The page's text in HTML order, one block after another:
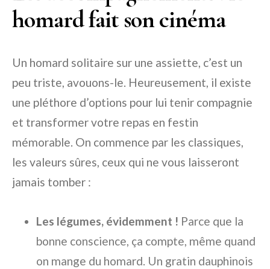
homard fait son cinéma
Un homard solitaire sur une assiette, c’est un
peu triste, avouons-le. Heureusement, il existe
une pléthore d’options pour lui tenir compagnie
et transformer votre repas en festin
mémorable. On commence par les classiques,
les valeurs sûres, ceux qui ne vous laisseront
jamais tomber :
Les légumes, évidemment ! Parce que la
bonne conscience, ça compte, même quand
on mange du homard. Un gratin dauphinois